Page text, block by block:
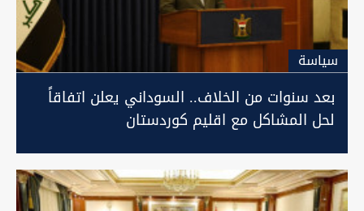
سیاسة
بعد سنوات من الخلاف.. السوداني يعلن اتفاقاً
لحل المشاكل مع اقليم كوردستان